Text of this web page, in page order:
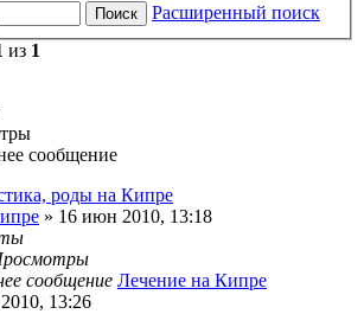
Поиск
Расширенный поиск
из 1
сообщение
роды на Кипре
» 16 июн 2010, 13:18
сообщение Лечение на Кипре
13:26